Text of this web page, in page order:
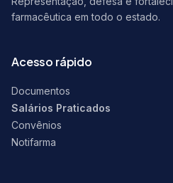
farmacêutica em todo o estado.
Acesso rápido
Documentos
Salários Praticados
Convênios
Notifarma